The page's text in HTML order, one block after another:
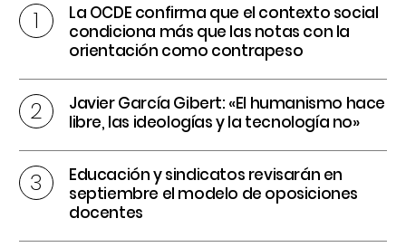
La OCDE confirma que el contexto social
condiciona más que las notas con la
orientación como contrapeso
Javier García Gibert: «El humanismo hace
libre, las ideologías y la tecnología no»
Educación y sindicatos revisarán en
septiembre el modelo de oposiciones
docentes